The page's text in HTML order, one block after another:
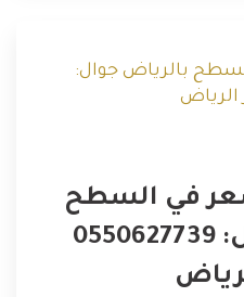
في السطح
بالرياض جوال: 0550627739